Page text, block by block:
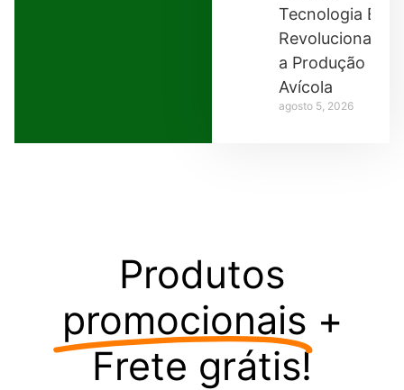
Tecnologia Está
Revolucionando
a Produção
Avícola
agosto 5, 2026
Produtos
promocionais +
Frete grátis!